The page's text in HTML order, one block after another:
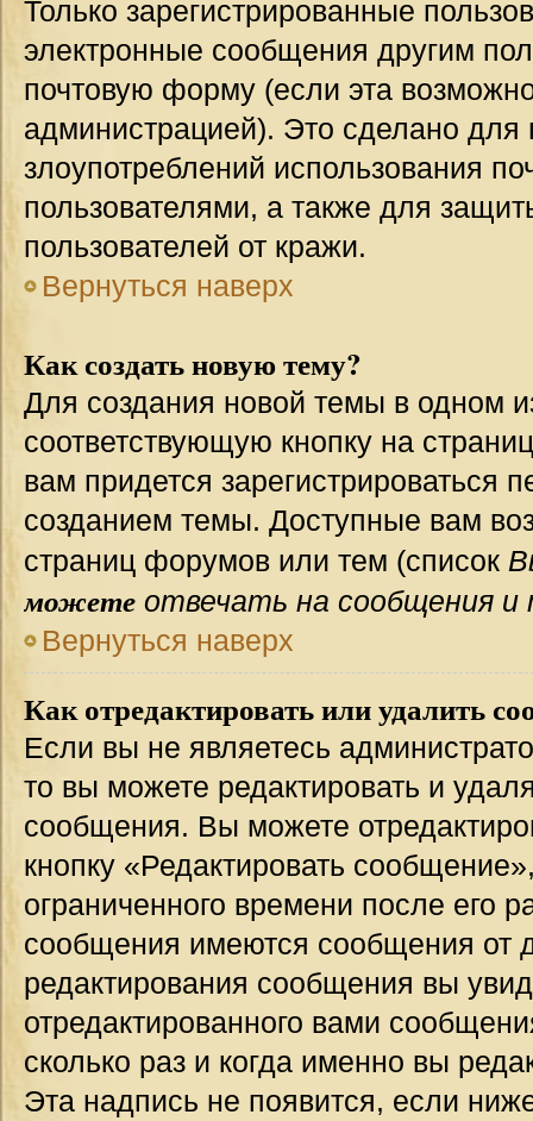
Только зарегистрированные
электронные сообщения другим
почтовую форму (если эта
администрацией). Это сделано для
злоупотреблений использования
пользователями, а также для
пользователей от кражи.
Вернуться наверх
Как создать новую тему?
Для создания новой темы в одном
соответствующую кнопку на
вам придется зарегистрироваться
созданием темы. Доступные вам
страниц форумов или тем (список
можете отвечать на сообщения и
Вернуться наверх
Как отредактировать или удалить
Если вы не являетесь
то вы можете редактировать и
сообщения. Вы можете
кнопку «Редактировать
ограниченного времени после его
сообщения имеются сообщения от
редактирования сообщения вы
отредактированного вами
сколько раз и когда именно вы
Эта надпись не появится, если